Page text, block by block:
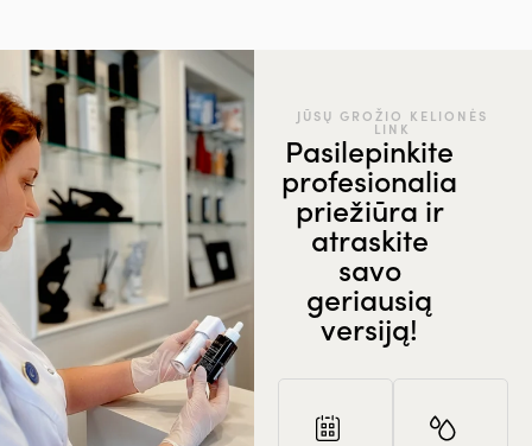
JŪSŲ GROŽIO KELIONĖS
LINK
Pasilepinkite
profesionalia
priežiūra ir
atraskite
savo
geriausią
versiją!